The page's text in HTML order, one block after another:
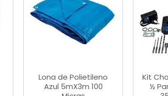
Lona de Polietileno
Azul 5mX3m 100
Kit
½